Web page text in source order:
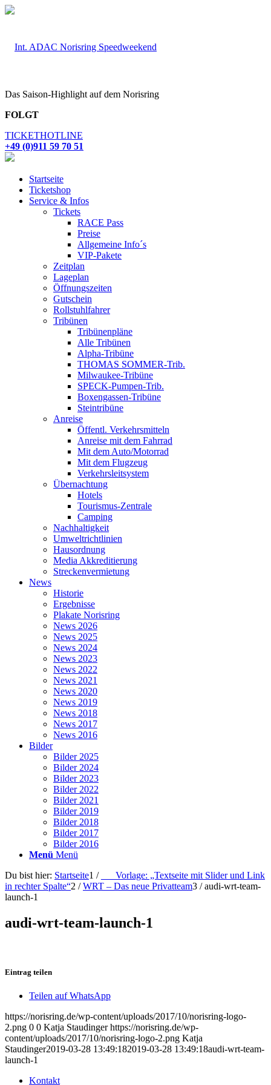
Das Saison-Highlight auf dem Norisring
FOLGT
TICKETHOTLINE
+49 (0)911 59 70 51
Startseite
Ticketshop
Service & Infos
Tickets
RACE Pass
Preise
Allgemeine Info´s
VIP-Pakete
Zeitplan
Lageplan
Öffnungszeiten
Gutschein
Rollstuhlfahrer
Tribünen
Tribünenpläne
Alle Tribünen
Alpha-Tribüne
THOMAS SOMMER-Trib.
Milwaukee-Tribüne
SPECK-Pumpen-Trib.
Boxengassen-Tribüne
Steintribüne
Anreise
Öffentl. Verkehrsmitteln
Anreise mit dem Fahrrad
Mit dem Auto/Motorrad
Mit dem Flugzeug
Verkehrsleitsystem
Übernachtung
Hotels
Tourismus-Zentrale
Camping
Nachhaltigkeit
Umweltrichtlinien
Hausordnung
Media Akkreditierung
Streckenvermietung
News
Historie
Ergebnisse
Plakate Norisring
News 2026
News 2025
News 2024
News 2023
News 2022
News 2021
News 2020
News 2019
News 2018
News 2017
News 2016
Bilder
Bilder 2025
Bilder 2024
Bilder 2023
Bilder 2022
Bilder 2021
Bilder 2019
Bilder 2018
Bilder 2017
Bilder 2016
Menü Menü
Du bist hier: Startseite1 /
___Vorlage: „Textseite mit Slider und Link
in rechter Spalte“2 / WRT – Das neue Privatteam3 / audi-wrt-team-
launch-1
audi-wrt-team-launch-1
Eintrag teilen
Teilen auf WhatsApp
https://norisring.de/wp-content/uploads/2017/10/norisring-logo-
2.png 0 0 Katja Staudinger https://norisring.de/wp-
content/uploads/2017/10/norisring-logo-2.png Katja
Staudinger2019-03-28 13:49:182019-03-28 13:49:18audi-wrt-team-
launch-1
Kontakt